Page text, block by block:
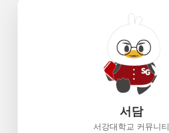
서담
서강대학교 커뮤니티